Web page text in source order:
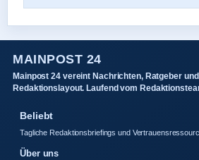
MAINPOST 24
Mainpost 24 vereint Nachrichten, Ratgeber
Redaktionslayout. Laufend vom
Beliebt
Tagliche Redaktionsbriefings und
Über uns